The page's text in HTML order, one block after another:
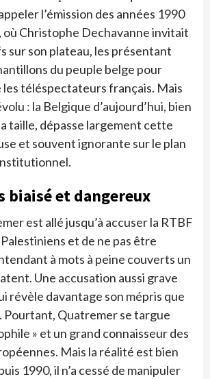
l’émission des années 1990
où Christophe Dechavanne invitait
sur son plateau, les présentant
du peuple belge pour
téléspectateurs français. Mais
: la Belgique d’aujourd’hui, bien
taille, dépasse largement cette
et souvent ignorante sur le plan
biaisé et dangereux
est allé jusqu’à accuser la RTBF
et de ne pas être
à mots à peine couverts un
Une accusation aussi grave
révèle davantage son mépris que
Pourtant, Quatremer se targue
» et un grand connaisseur des
Mais la réalité est bien
1990, il n’a cessé de manipuler